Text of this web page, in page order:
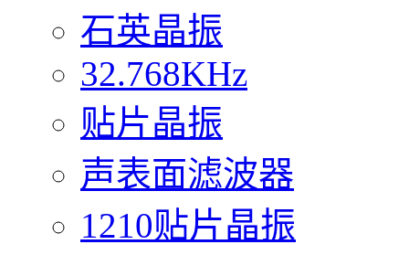
石英晶振
32.768KHz
贴片晶振
声表面滤波器
1210贴片晶振